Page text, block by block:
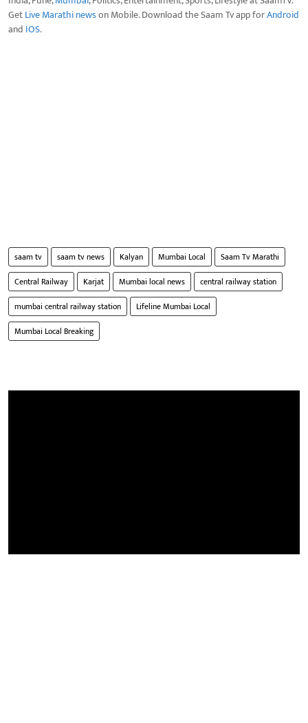
GetLive Marathi newson Mobile. Download the Saam Tv app forAndroid
and IOS.
saam tv saam tv news Kalyan Mumbai Local
Saam Tv Marathi
Central Railway
Karjat Mumbai local news
central railway station
mumbai central railway station
Lifeline Mumbai Local
Mumbai Local Breaking